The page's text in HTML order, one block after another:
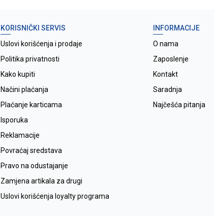
KORISNIČKI SERVIS
Uslovi korišćenja i prodaje
Politika privatnosti
Kako kupiti
Načini plaćanja
Plaćanje karticama
Isporuka
Reklamacije
Povraćaj sredstava
Pravo na odustajanje
Zamjena artikala za drugi
Uslovi korišćenja loyalty programa
INFORMACIJE
O nama
Zaposlenje
Kontakt
Saradnja
Najčešća pitanja